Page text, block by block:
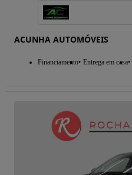
ACUNHA AUTOMÓVEIS
Financiamento Entrega em casa